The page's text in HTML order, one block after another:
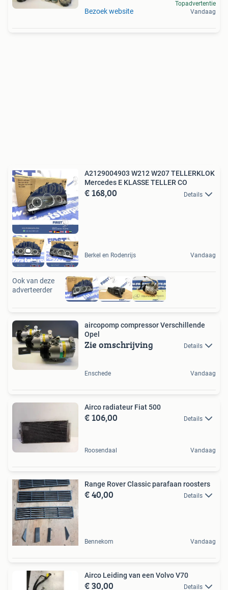
Bezoek website
Topadvertentie
Vandaag
A2129004903 W212 W207 TELLERKLOK
Mercedes E KLASSE TELLER CO
€ 168,00 Details
Berkel en Rodenrijs Vandaag
Ook van deze
adverteerder
aircopomp compressor Verschillende
Opel
Zie omschrijving Details
Enschede Vandaag
Airco radiateur Fiat 500
€ 106,00 Details
Roosendaal Vandaag
Range Rover Classic parafaan roosters
€ 40,00 Details
Bennekom Vandaag
Airco Leiding van een Volvo V70
€ 30,00 Details